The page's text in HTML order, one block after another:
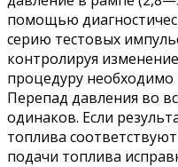
помощью
серию тестовых
контролируя
процедуру необходимо
Перепад давления во
одинаков. Если
топлива
подачи топлива